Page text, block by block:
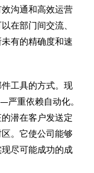
沟通和高效运营
在部门间交流、
有的精确度和速
工具的方式。现
严重依赖自动化。
潜在客户发送定
。它使公司能够
尽可能成功的成